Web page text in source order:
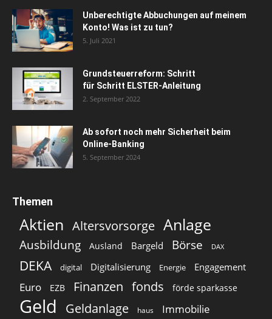
Unberechtigte Abbuchungen auf meinem
Konto! Was ist zu tun?
5. Juli 2021
Grundsteuerreform: Schritt
für Schritt ELSTER-Anleitung
2. September 2022
Ab sofort noch mehr Sicherheit beim
Online-Banking
5. September 2024
Themen
Aktien Altersvorsorge Anlage
Ausbildung Ausland Bargeld Börse DAX
DEKA digital Digitalisierung Energie Engagement
Euro EZB Finanzen fonds förde sparkasse
Geld Geldanlage haus Immobilie